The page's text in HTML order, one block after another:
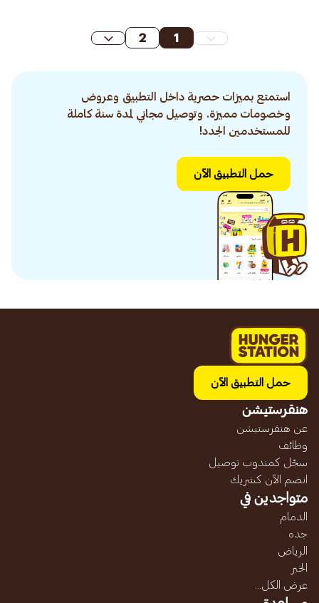
1
2
استمتع بميزات حصرية داخل التطبيق وعروض
وخصومات مميزة. وتوصيل مجاني لمدة سنة كاملة
للمستخدمين الجدد!
حمل التطبيق الآن
حمل التطبيق الآن
هنقرستيشن
عن هنقرستيشن
وظائف
سجّل كمندوب توصيل
انضم الآن كشريك
متواجدين في
الدمام
جده
الرياض
الخبر
عرض الكل...